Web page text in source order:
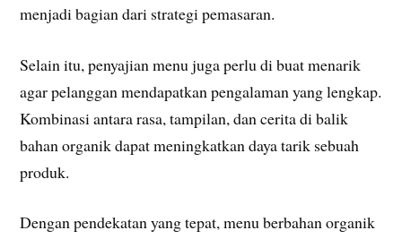
menjadi bagian dari strategi pemasaran.
Selain itu, penyajian menu juga perlu di buat menarik
agar pelanggan mendapatkan pengalaman yang lengkap.
Kombinasi antara rasa, tampilan, dan cerita di balik
bahan organik dapat meningkatkan daya tarik sebuah
produk.
Dengan pendekatan yang tepat, menu berbahan organik